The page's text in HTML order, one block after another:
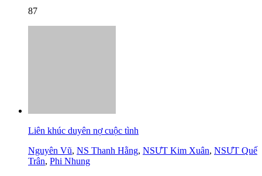
87
Liên khúc duyên nợ cuộc tình
Nguyên Vũ, NS Thanh Hằng, NSƯT Kim Xuân, NSƯT Quế
Trân, Phi Nhung